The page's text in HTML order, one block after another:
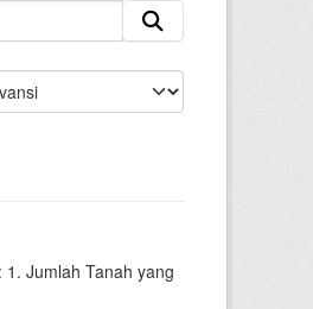
Jumlah Tanah yang